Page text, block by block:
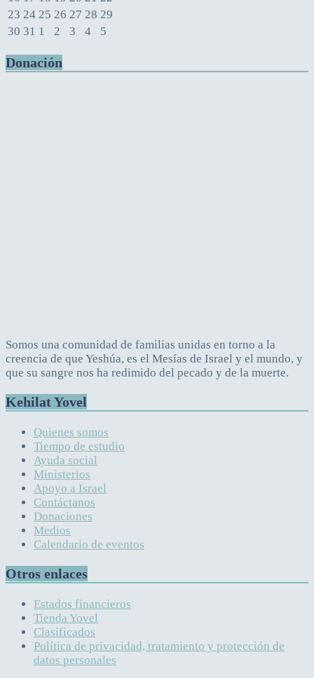
23 24 25 26 27 28 29
30 31 1 2 3 4 5
Donación
Somos una comunidad de familias unidas en torno a la
creencia de que Yeshúa, es el Mesías de Israel y el mundo, y
que su sangre nos ha redimido del pecado y de la muerte.
Kehilat Yovel
Quienes somos
Tiempo de estudio
Ayuda social
Ministerios
Apoyo a Israel
Contáctanos
Donaciones
Medios
Calendario de eventos
Otros enlaces
Estados financieros
Tienda Yovel
Clasificados
Política de privacidad, tratamiento y protección de
datos personales